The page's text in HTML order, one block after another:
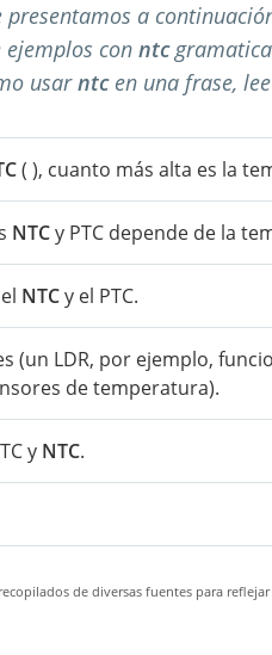
a
con ntc
usarntcen una frase,
( ), cuanto más alta es la
NTCy PTC depende de la
NTCy el PTC.
(un LDR, por ejemplo,
de temperatura).
y NTC.
de diversas fuentes para